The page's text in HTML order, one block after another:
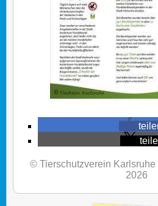
© Tierschutzverein Karlsruhe
2026